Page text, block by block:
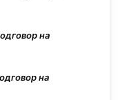
на
на